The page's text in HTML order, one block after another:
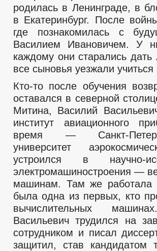
родилась в Ленинграде, в
в Екатеринбург. После
где познакомилась с
Василием Ивановичем. У
каждому они старались
все сыновья уезжали
Кто-то после обучения
оставался в северной
Митина, Василий
институт авиационного
время — Санкт-
университет
устроился в научно-
электромашиностроения —
машинам. Там же
была одна из первых, кто
вычислительных
Васильевич трудился на
сотрудником и писал
защитил, став кандидатом